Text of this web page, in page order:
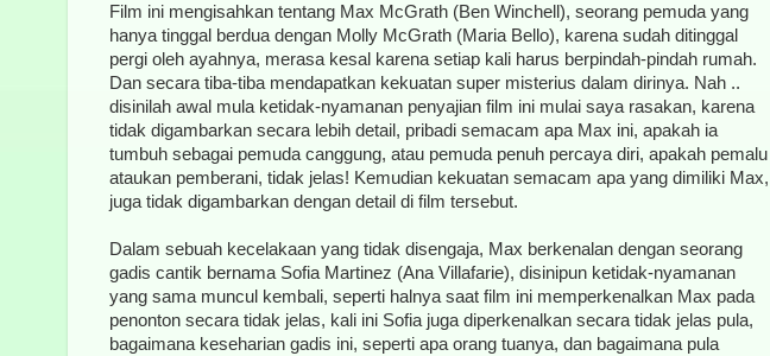
Film ini mengisahkan tentang Max McGrath (Ben Winchell), seorang pemuda yang
hanya tinggal berdua dengan Molly McGrath (Maria Bello), karena sudah ditinggal
pergi oleh ayahnya, merasa kesal karena setiap kali harus berpindah-pindah rumah.
Dan secara tiba-tiba mendapatkan kekuatan super misterius dalam dirinya. Nah ..
disinilah awal mula ketidak-nyamanan penyajian film ini mulai saya rasakan, karena
tidak digambarkan secara lebih detail, pribadi semacam apa Max ini, apakah ia
tumbuh sebagai pemuda canggung, atau pemuda penuh percaya diri, apakah pemalu
ataukan pemberani, tidak jelas! Kemudian kekuatan semacam apa yang dimiliki Max,
juga tidak digambarkan dengan detail di film tersebut.
Dalam sebuah kecelakaan yang tidak disengaja, Max berkenalan dengan seorang
gadis cantik bernama Sofia Martinez (Ana Villafarie), disinipun ketidak-nyamanan
yang sama muncul kembali, seperti halnya saat film ini memperkenalkan Max pada
penonton secara tidak jelas, kali ini Sofia juga diperkenalkan secara tidak jelas pula,
bagaimana keseharian gadis ini, seperti apa orang tuanya, dan bagaimana pula